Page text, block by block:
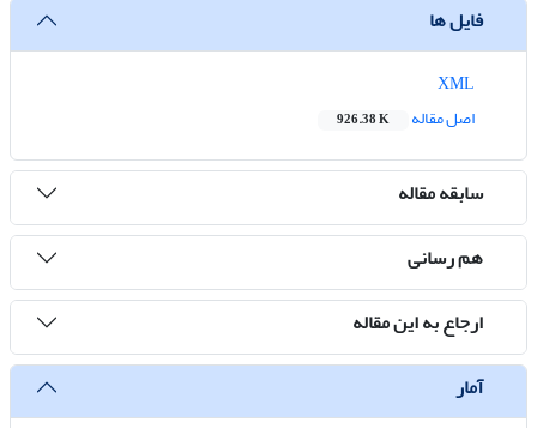
فایل ها
اصل مقاله
926.38 K
سابقه مقاله
هم رسانی
ارجاع به این مقاله
آمار